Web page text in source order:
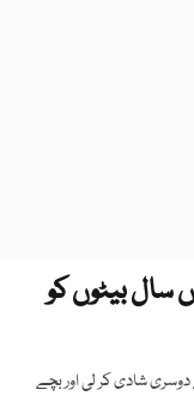
سال بیٹوں کو
دوسری شادی کر لی اور بچے